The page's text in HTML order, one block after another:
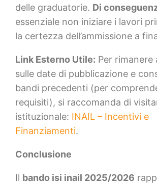
delle graduatorie. Di
essenziale non iniziare i lavori
la certezza dell’ammissione a
Link Esterno Utile: Per rimanere
sulle date di pubblicazione e
bandi precedenti (per
requisiti), si raccomanda di
istituzionale: INAIL – Incentivi e
Finanziamenti.
Conclusione
Il bando isi inail 2025/2026